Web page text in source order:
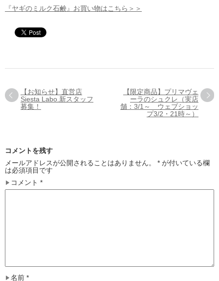
『ヤギのミルク石鹸』お買い物はこちら＞＞
【お知らせ】直営店
Siesta Labo.新スタッフ
募集！
【限定商品】プリマヴェ
ーラのシュクレ（実店
舗：3/1～ ウェブショッ
プ3/2・21時～）
コメントを残す
メールアドレスが公開されることはありません。
* が付いている欄
は必須項目です
コメント *
名前 *